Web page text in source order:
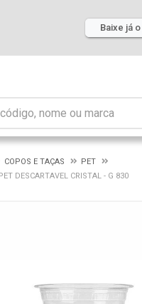
Baixe já
COPOS E TAÇAS
PET
DESCARTAVEL CRISTAL - G 830